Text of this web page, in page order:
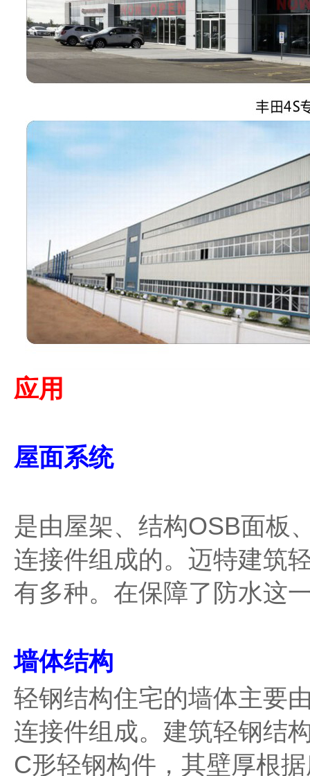
应用
屋面系统
是由屋架、结构OSB面板
连接件组成的。迈特建筑
有多种。在保障了防水这
墙体结构
轻钢结构住宅的墙体主要
连接件组成。建筑轻钢结
C形轻钢构件，其壁厚根